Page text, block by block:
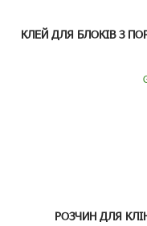
КЛЕЙ ДЛЯ БЛОКІВ З
РОЗЧИН ДЛЯ